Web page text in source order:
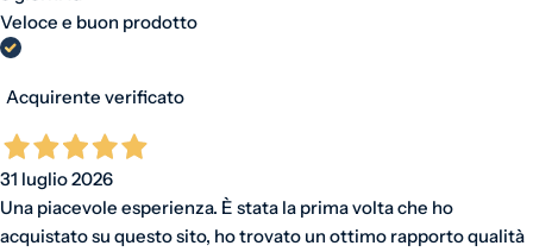
Veloce e buon prodotto
Acquirente verificato
31 luglio 2026
Una piacevole esperienza. È stata la prima volta che ho
acquistato su questo sito, ho trovato un ottimo rapporto qualità